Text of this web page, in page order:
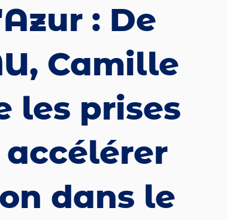
: De
Camille
les prises
dans le